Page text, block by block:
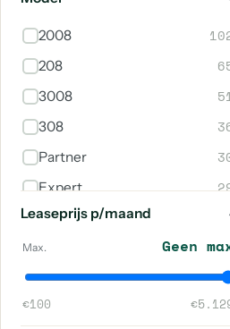
2008
208
3008
308
Partner
Expert
E-2008
5008
108
Boxer
Leaseprijs p/maand
Max. Geen
€100